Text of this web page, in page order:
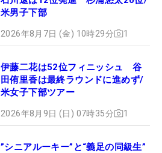
米男子下部
2026年8月7日 (金) 10時29分 1
伊藤二花は52位フィニッシュ 谷
田侑里香は最終ラウンドに進めず/
米女子下部ツアー
2026年8月9日 (日) 07時35分 1
”シニアルーキー”と“義足の同級生”